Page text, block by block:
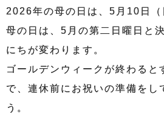
2026年の母の日は、5月10日（
母の日は、5月の第二日曜日と
にちが変わります。
ゴールデンウィークが終わると
で、連休前にお祝いの準備をし
う。